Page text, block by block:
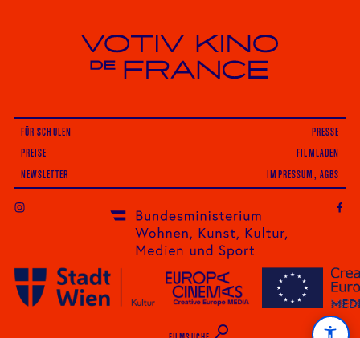
Votiv Kino und Kino De France in Wien
FÜR SCHULEN
PRESSE
PREISE
FILMLADEN
NEWSLETTER IMPRESSUM, AGBS